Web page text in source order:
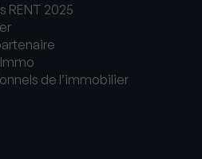
RENT 2025
de l’immobilier